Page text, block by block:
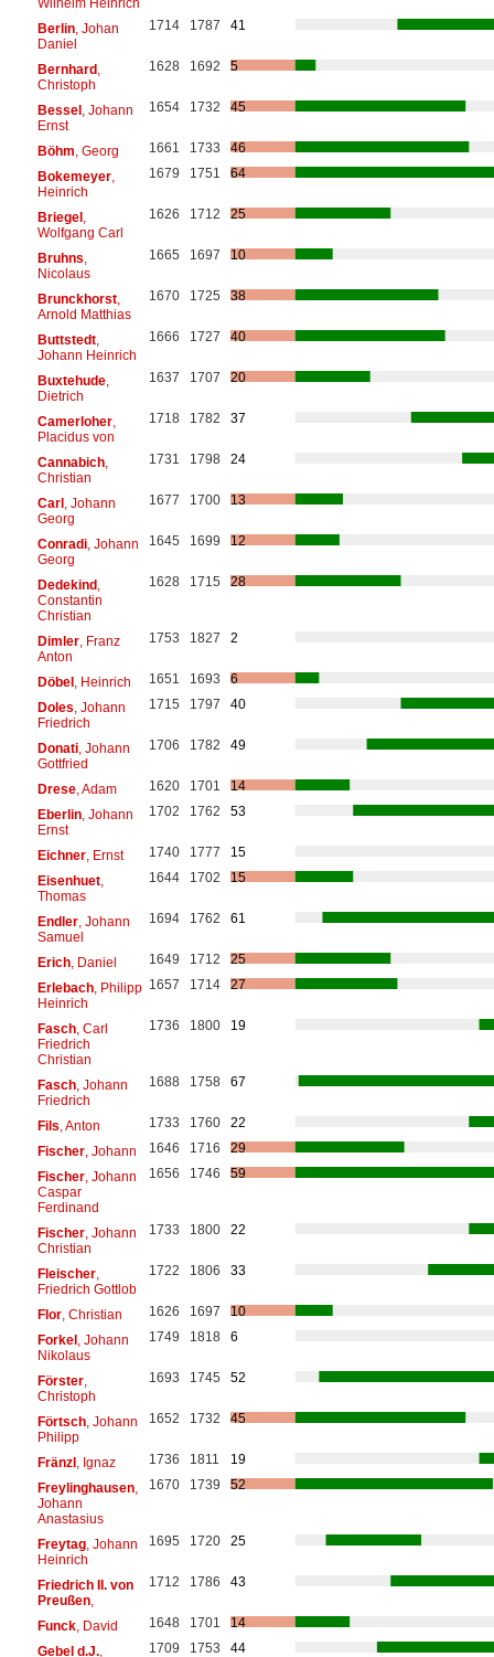
Berlin, Johan
Daniel
1714 1787 41
Bernhard,
Christoph
1628 1692 5
Bessel, Johann
Ernst
1654 1732 45
Böhm , Georg 1661 1733
46
Bokemeyer,
Heinrich
1679 1751 64
Briegel,
Wolfgang Carl
1626 1712 25
Bruhns
Nicolaus
1665 1697 10
Brunckhorst,
Arnold Matthias
1670 1725 38
Buttstedt,
Johann Heinrich
1666 1727 40
Buxtehude,
Dietrich
1637 1707 20
Camerloher,
Placidus von
1718 1782 37
Cannabich,
Christian
1731 1798 24
Carl, Johann
Georg
1677 1700 13
Conradi, Johann
Georg
1645 1699 12
Dedekind,
Constantin
Christian
1628 1715 28
Dimler, Franz
Anton
1753 1827 2
Döbel, Heinrich 1651 1693
6
Doles , Johann
Friedrich
1715 1797 40
Donati, Johann
Gottfried
1706 1782 49
Drese, Adam 1620 1701
14
Eberlin, Johann
Ernst
1702 1762 53
Eichner, Ernst 1740 1777
15
Eisenhuet,
Thomas
1644 1702 15
Endler, Johann
Samuel
1694 1762 61
Erich, Daniel 1649 1712
25
Erlebach, Philipp
Heinrich
1657 1714 27
Fasch, Carl
Friedrich
Christian
1736 1800 19
Fasch, Johann
Friedrich
1688 1758 67
Fils , Anton 1733 1760
22
Fischer, Johann 1646 1716
29
Fischer, Johann
Caspar
Ferdinand
1656 1746 59
Fischer, Johann
Christian
1733 1800 22
Fleischer,
Friedrich Gottlob
1722 1806 33
Flor, Christian 1626 1697
10
Forkel, Johann
Nikolaus
1749 1818 6
Förster,
Christoph
1693 1745 52
Förtsch, Johann
Philipp
1652 1732 45
Fränzl, Ignaz 1736 1811
19
Freylinghausen,
Johann
Anastasius
1670 1739 52
Freytag, Johann
Heinrich
1695 1720 25
Friedrich II. von
Preußen,
1712 1786 43
Funck, David 1648 1701
14
Gebel d.J., 1709 1753 44